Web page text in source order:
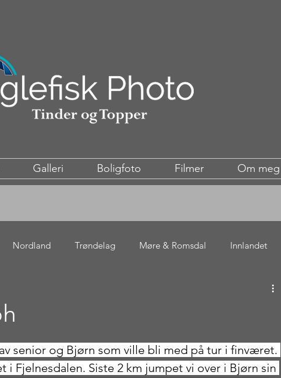
Galleri Boligfoto Filmer Om meg
Nordland Trøndelag Møre & Romsdal Innlandet
senior og Bjørn som ville bli med på tur i finværet.
i Fjelnesdalen. Siste 2 km jumpet vi over i Bjørn sin